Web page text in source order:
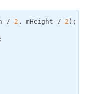
/ 2 , mHeight / 2 );